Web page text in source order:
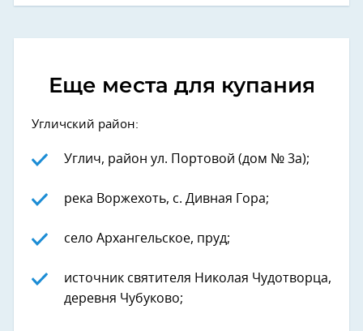
Еще места для купания
Угличский район:
Углич, район ул. Портовой (дом № 3а);
река Воржехоть, с. Дивная Гора;
село Архангельское, пруд;
источник святителя Николая Чудотворца,
деревня Чубуково;